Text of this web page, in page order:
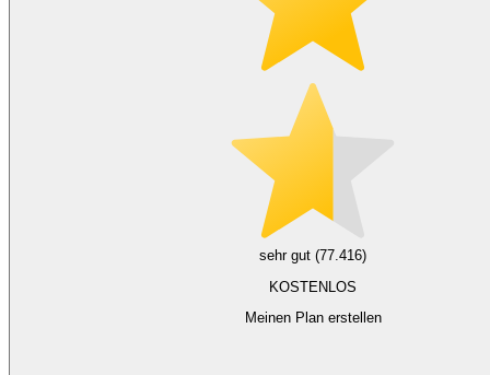
sehr gut (77.416)
KOSTENLOS
Meinen Plan erstellen